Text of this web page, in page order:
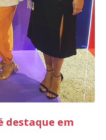
destaque em